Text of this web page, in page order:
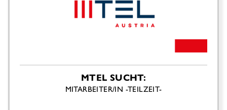
MTEL SUCHT:
MITARBEITER/IN -TEILZEIT-